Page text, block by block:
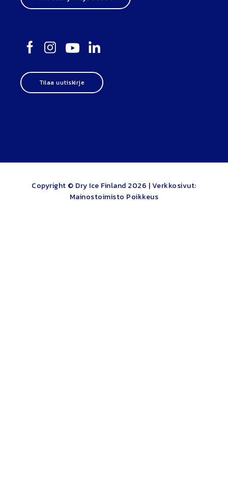
Tilaa uutiskirje
Copyright © Dry Ice Finland 2026 |Verkkosivut:
Mainostoimisto Poikkeus